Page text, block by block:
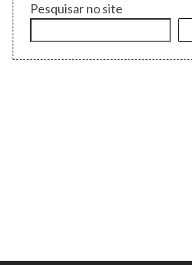
Pesquisar no site